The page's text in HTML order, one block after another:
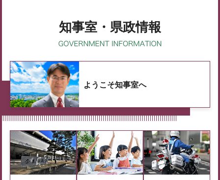
知事室・県政情報
ようこそ知事室へ